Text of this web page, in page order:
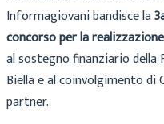
Informagiovani bandisce la
concorso per la
al sostegno finanziario della
Biella e al coinvolgimento di
partner.